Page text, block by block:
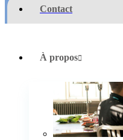
Contact
À propos